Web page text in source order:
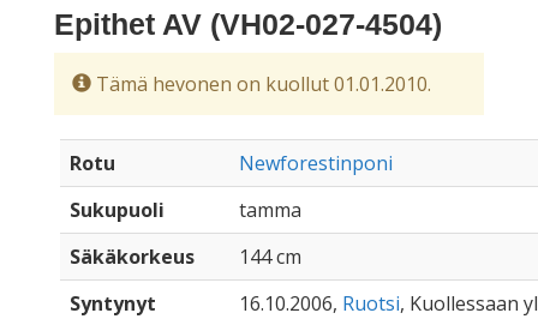
Epithet AV (VH02-027-4504)
Tämä hevonen on kuollut 01.01.2010.
Rotu
Newforestinponi
Sukupuoli
tamma
Säkäkorkeus
144 cm
Syntynyt
16.10.2006, Ruotsi, Kuollessaan